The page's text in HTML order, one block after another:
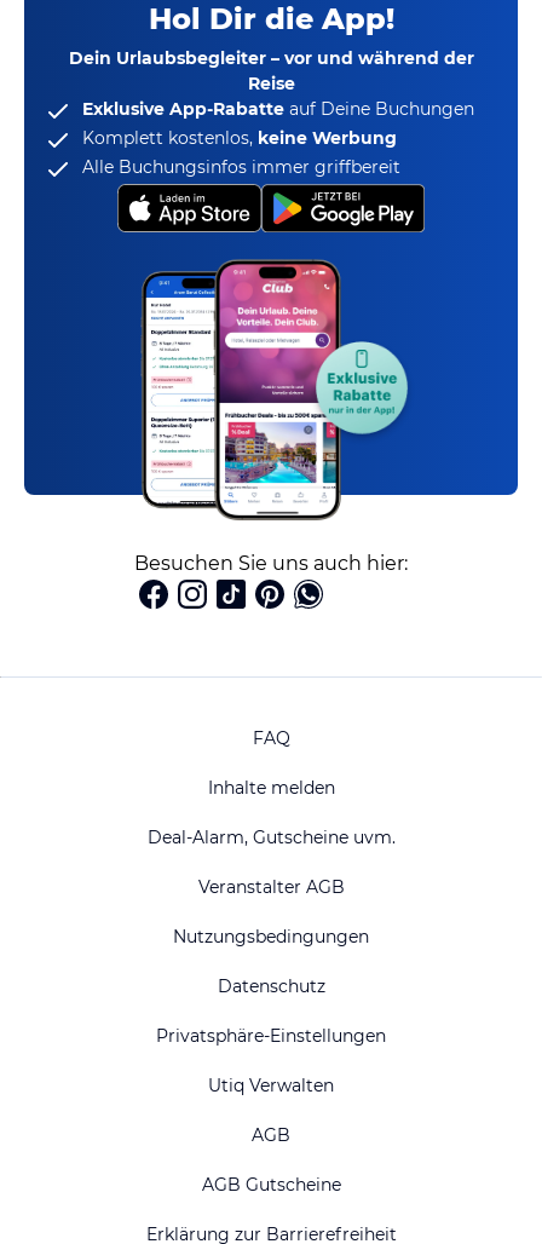
Hol Dir die App!
Dein Urlaubsbegleiter – vor und während der
Reise
Exklusive App-Rabatte auf Deine Buchungen
Komplett kostenlos, keine Werbung
Alle Buchungsinfos immer griffbereit
Besuchen Sie uns auch hier:
FAQ
Inhalte melden
Deal-Alarm, Gutscheine uvm.
Veranstalter AGB
Nutzungsbedingungen
Datenschutz
Privatsphäre-Einstellungen
Utiq Verwalten
AGB
AGB Gutscheine
Erklärung zur Barrierefreiheit